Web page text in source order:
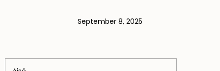
September 8, 2025